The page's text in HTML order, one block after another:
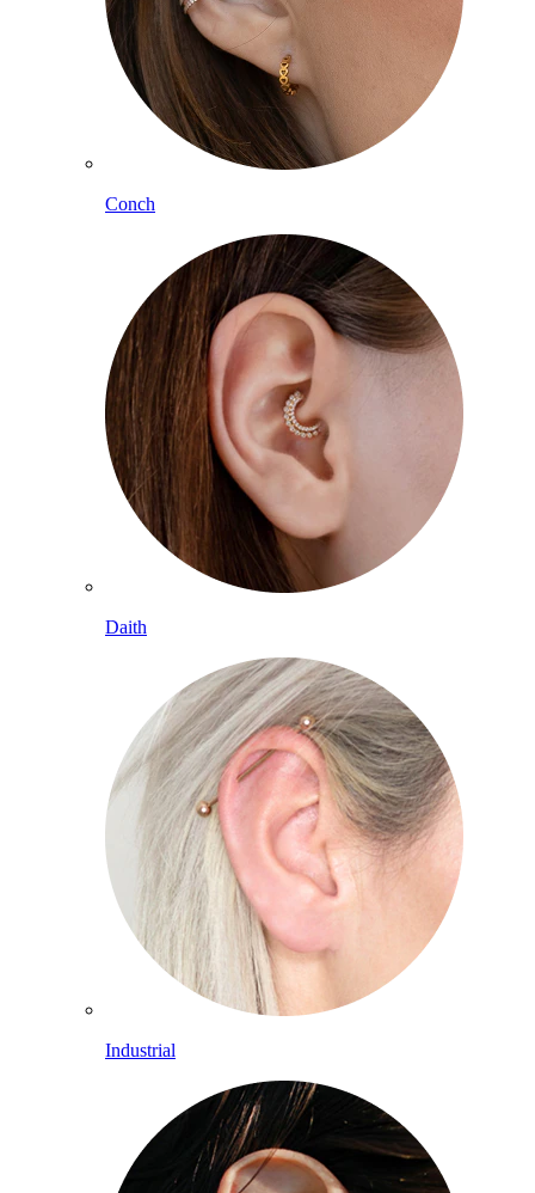
Conch
Daith
Industrial